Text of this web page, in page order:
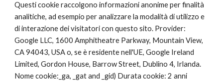
Questi cookie raccolgono informazioni anonime per finalità
analitiche, ad esempio per analizzare la modalità di utilizzo e
di interazione dei visitatori con questo sito. Provider:
Google LLC, 1600 Amphitheatre Parkway, Mountain View,
CA 94043, USA o, se è residente nell'UE, Google Ireland
Limited, Gordon House, Barrow Street, Dublino 4, Irlanda.
Nome cookie:_ga, _gat and _gid) Durata cookie: 2 anni